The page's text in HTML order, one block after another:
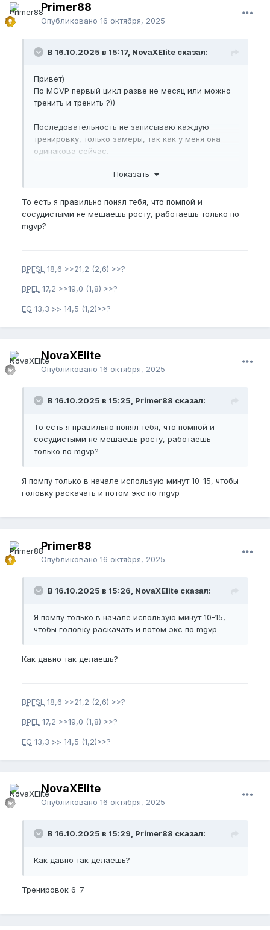
Primer88
Опубликовано 16 октября, 2025
В 16.10.2025 в 15:17, NovaXElite сказал:
Привет)
По MGVP первый цикл разве не месяц или можно
тренить и тренить ?))
Последовательность не записываю каждую
тренировку, только замеры, так как у меня она
одинакова сейчас.
Показать
То есть я правильно понял тебя, что помпой и
сосудистыми не мешаешь росту, работаешь только по
mgvp?
BPFSL 18,6 >>21,2 (2,6) >>?
BPEL 17,2 >>19,0 (1,8) >>?
EG 13,3 >> 14,5 (1,2)>>?
NovaXElite
Опубликовано 16 октября, 2025
В 16.10.2025 в 15:25, Primer88 сказал:
То есть я правильно понял тебя, что помпой и
сосудистыми не мешаешь росту, работаешь
только по mgvp?
Я помпу только в начале использую минут 10-15, чтобы
головку раскачать и потом экс по mgvp
Primer88
Опубликовано 16 октября, 2025
В 16.10.2025 в 15:26, NovaXElite сказал:
Я помпу только в начале использую минут 10-15,
чтобы головку раскачать и потом экс по mgvp
Как давно так делаешь?
BPFSL 18,6 >>21,2 (2,6) >>?
BPEL 17,2 >>19,0 (1,8) >>?
EG 13,3 >> 14,5 (1,2)>>?
NovaXElite
Опубликовано 16 октября, 2025
В 16.10.2025 в 15:29, Primer88 сказал:
Как давно так делаешь?
Тренировок 6-7